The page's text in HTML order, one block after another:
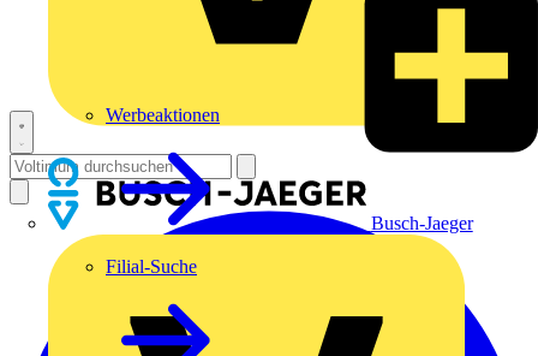
Busch-Jaeger
Werbeaktionen
Filial-Suche